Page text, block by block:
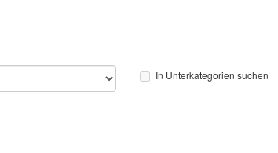
In Unterkategorien suchen